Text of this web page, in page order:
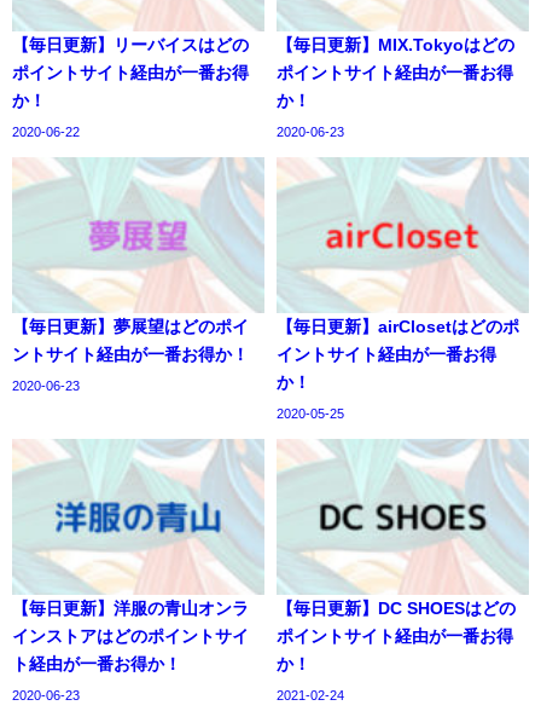
【毎日更新】リーバイスはどの
ポイントサイト経由が一番お得
か！
2020-06-22
【毎日更新】MIX.Tokyoはどの
ポイントサイト経由が一番お得
か！
2020-06-23
【毎日更新】夢展望はどのポイ
ントサイト経由が一番お得か！
2020-06-23
【毎日更新】airClosetはどのポ
イントサイト経由が一番お得
か！
2020-05-25
【毎日更新】洋服の青山オンラ
インストアはどのポイントサイ
ト経由が一番お得か！
2020-06-23
【毎日更新】DC SHOESはどの
ポイントサイト経由が一番お得
か！
2021-02-24